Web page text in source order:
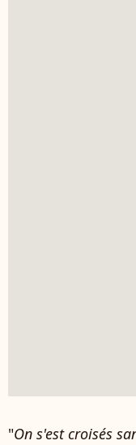
"On s'est croisés